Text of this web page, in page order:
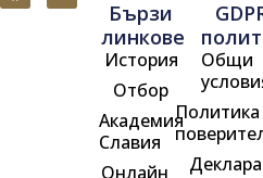
c
s
Бързи
линкове
История
Отбор
Академия
Славия
Онлайн
Общи
Политика